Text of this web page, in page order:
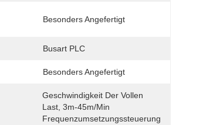
Besonders Angefertigt
Busart PLC
Besonders Angefertigt
Geschwindigkeit Der Vollen
Last, 3m-45m/Min
Frequenzumsetzungssteuerung